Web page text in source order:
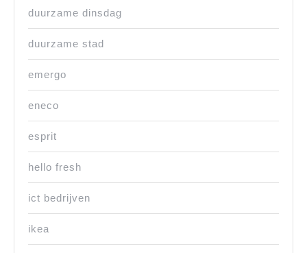
duurzame dinsdag
duurzame stad
emergo
eneco
esprit
hello fresh
ict bedrijven
ikea